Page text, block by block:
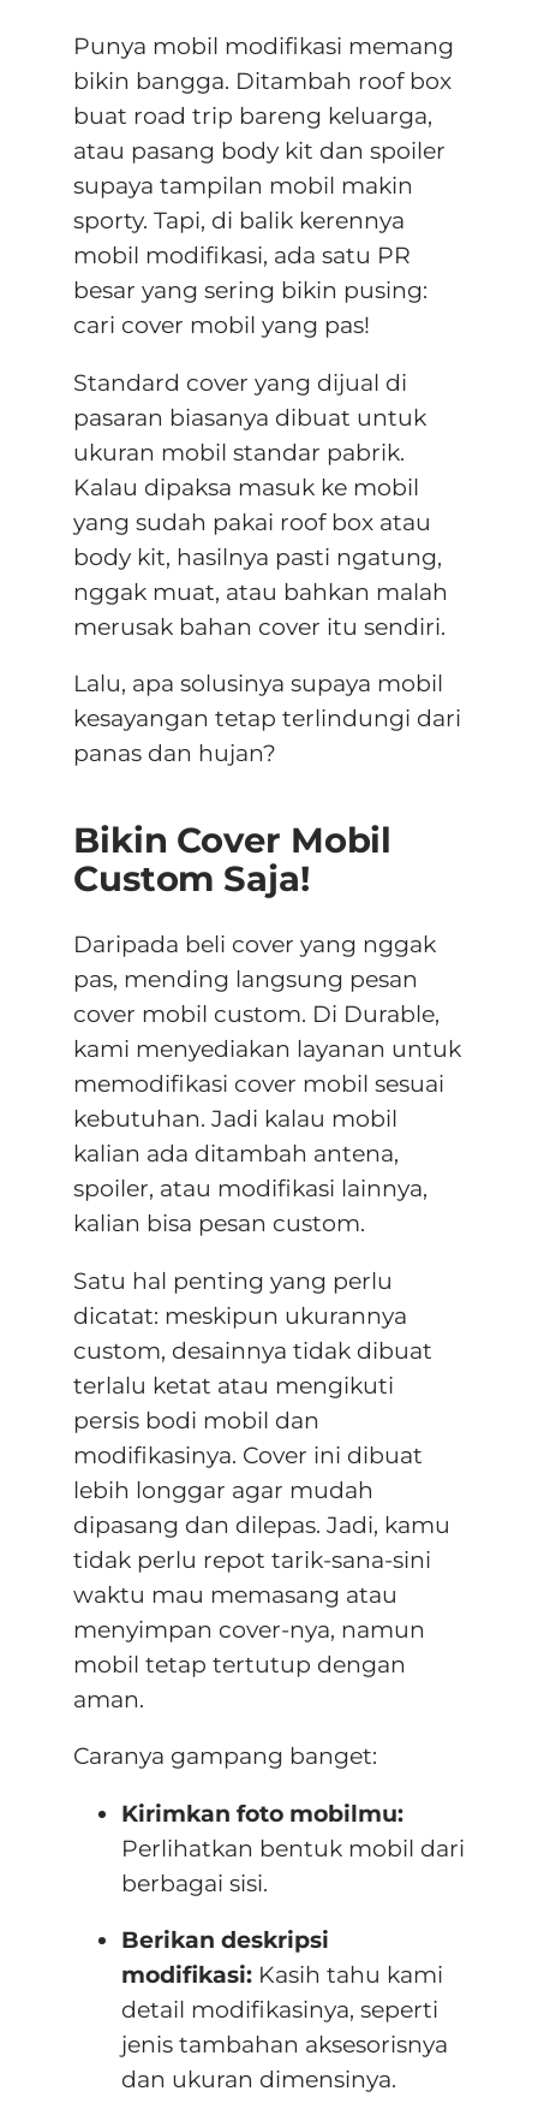
Punya mobil modifikasi memang
bikin bangga. Ditambah roof box
buat road trip bareng keluarga,
atau pasang body kit dan spoiler
supaya tampilan mobil makin
sporty. Tapi, di balik kerennya
mobil modifikasi, ada satu PR
besar yang sering bikin pusing:
cari cover mobil yang pas!
Standard cover yang dijual di
pasaran biasanya dibuat untuk
ukuran mobil standar pabrik.
Kalau dipaksa masuk ke mobil
yang sudah pakai roof box atau
body kit, hasilnya pasti ngatung,
nggak muat, atau bahkan malah
merusak bahan cover itu sendiri.
Lalu, apa solusinya supaya mobil
kesayangan tetap terlindungi dari
panas dan hujan?
Bikin Cover Mobil
Custom Saja!
Daripada beli cover yang nggak
pas, mending langsung pesan
cover mobil custom. Di Durable,
kami menyediakan layanan untuk
memodifikasi cover mobil sesuai
kebutuhan. Jadi kalau mobil
kalian ada ditambah antena,
spoiler, atau modifikasi lainnya,
kalian bisa pesan custom.
Satu hal penting yang perlu
dicatat: meskipun ukurannya
custom, desainnya tidak dibuat
terlalu ketat atau mengikuti
persis bodi mobil dan
modifikasinya. Cover ini dibuat
lebih longgar agar mudah
dipasang dan dilepas. Jadi, kamu
tidak perlu repot tarik-sana-sini
waktu mau memasang atau
menyimpan cover-nya, namun
mobil tetap tertutup dengan
aman.
Caranya gampang banget:
Kirimkan foto mobilmu:
Perlihatkan bentuk mobil dari
berbagai sisi.
Berikan deskripsi
modifikasi:Kasih tahu kami
detail modifikasinya, seperti
jenis tambahan aksesorisnya
dan ukuran dimensinya.